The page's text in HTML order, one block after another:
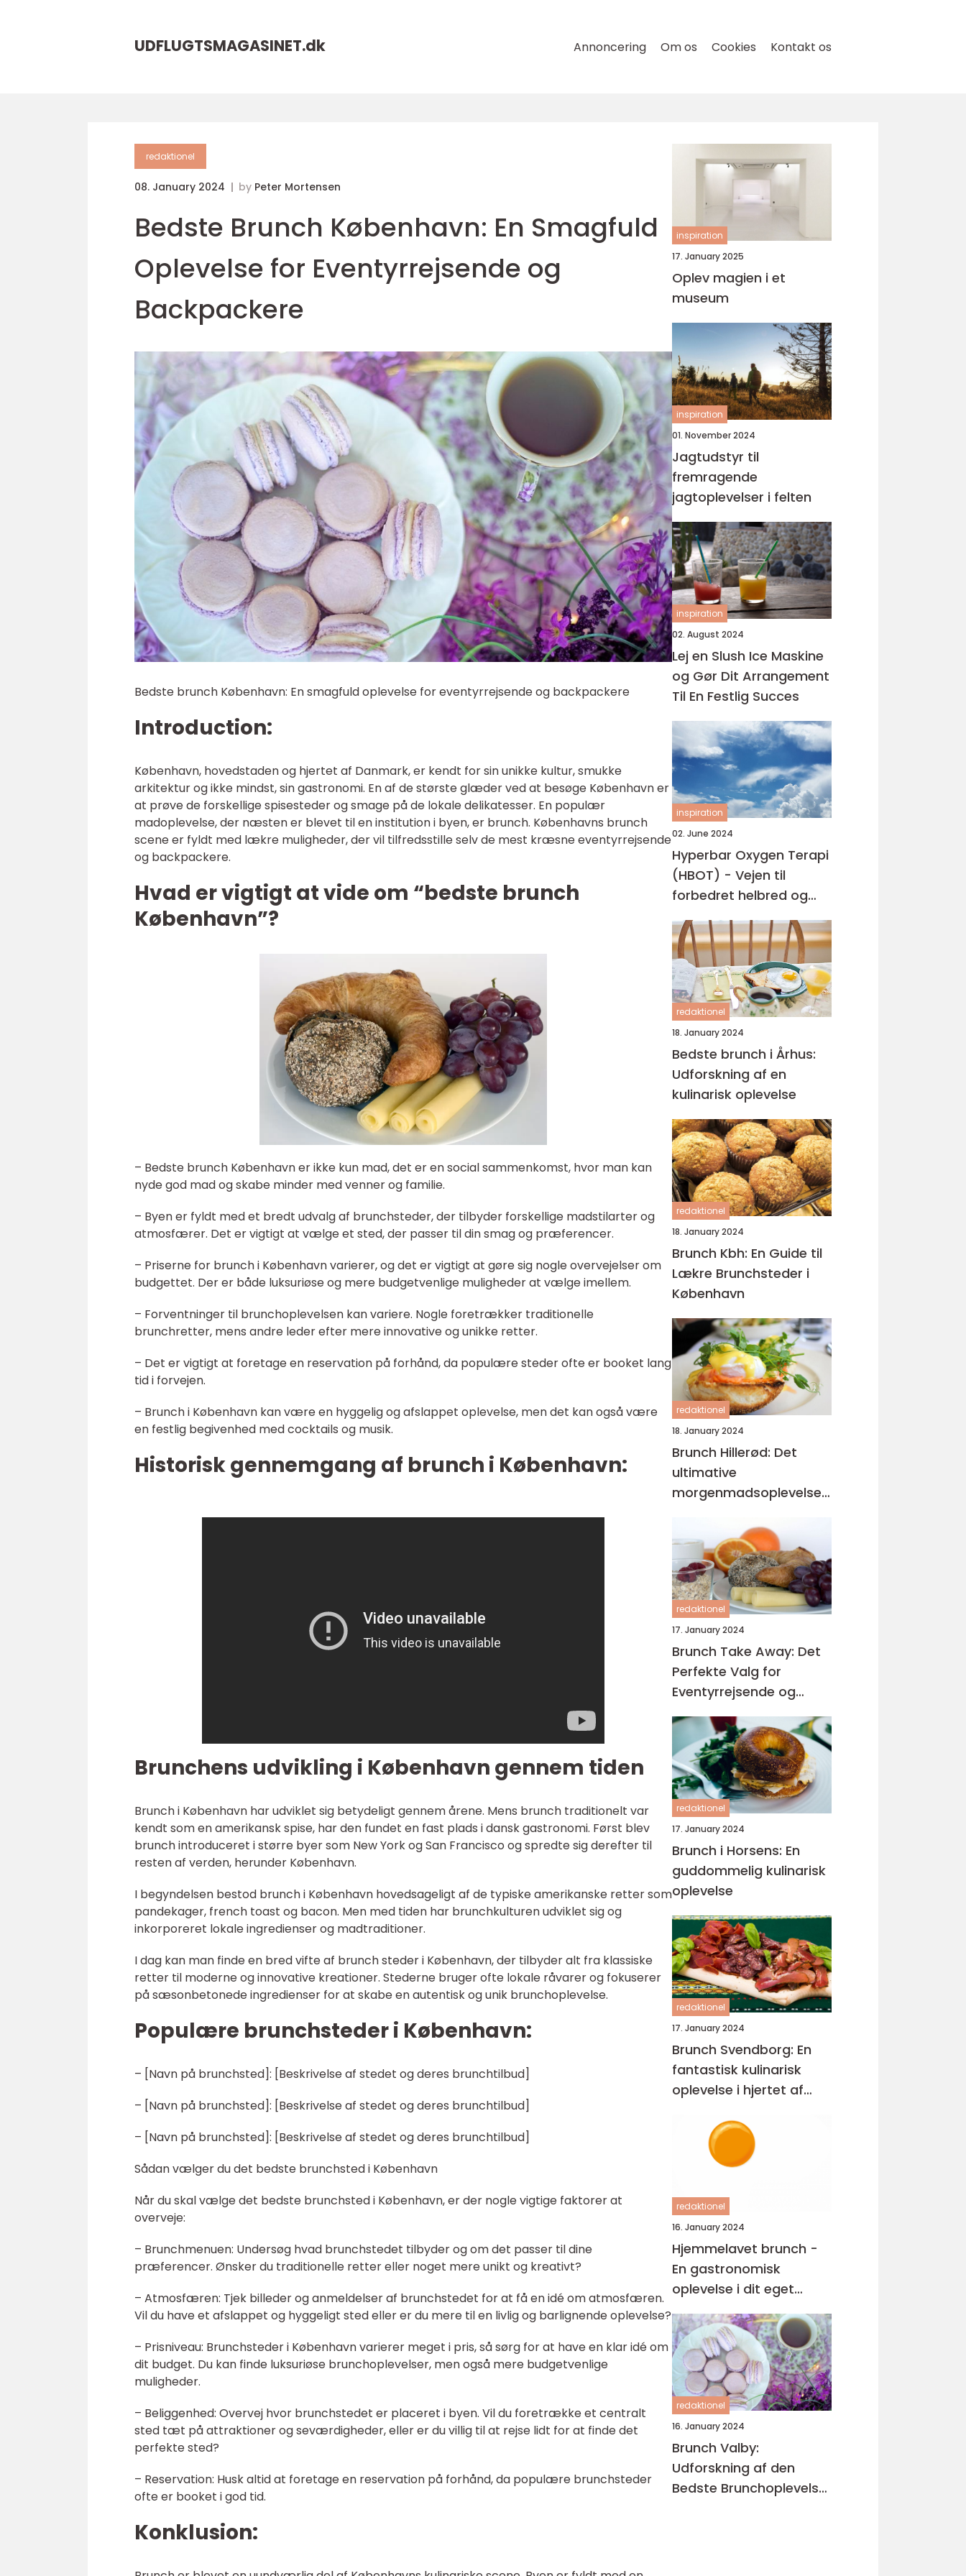
UDFLUGTSMAGASINET.dk Annoncering Om os Cookies Kontakt os
redaktionel
08. January 2024 by Peter Mortensen
Bedste Brunch København: En Smagfuld
Oplevelse for Eventyrrejsende og
Backpackere
Bedste brunch København: En smagfuld oplevelse for eventyrrejsende og backpackere
Introduction:
København, hovedstaden og hjertet af Danmark, er kendt for sin unikke kultur, smukke
arkitektur og ikke mindst, sin gastronomi. En af de største glæder ved at besøge København er
at prøve de forskellige spisesteder og smage på de lokale delikatesser. En populær
madoplevelse, der næsten er blevet til en institution i byen, er brunch. Københavns brunch
scene er fyldt med lækre muligheder, der vil tilfredsstille selv de mest kræsne eventyrrejsende
og backpackere.
Hvad er vigtigt at vide om “bedste brunch
København”?
– Bedste brunch København er ikke kun mad, det er en social sammenkomst, hvor man kan
nyde god mad og skabe minder med venner og familie.
– Byen er fyldt med et bredt udvalg af brunchsteder, der tilbyder forskellige madstilarter og
atmosfærer. Det er vigtigt at vælge et sted, der passer til din smag og præferencer.
– Priserne for brunch i København varierer, og det er vigtigt at gøre sig nogle overvejelser om
budgettet. Der er både luksuriøse og mere budgetvenlige muligheder at vælge imellem.
– Forventninger til brunchoplevelsen kan variere. Nogle foretrækker traditionelle
brunchretter, mens andre leder efter mere innovative og unikke retter.
– Det er vigtigt at foretage en reservation på forhånd, da populære steder ofte er booket lang
tid i forvejen.
– Brunch i København kan være en hyggelig og afslappet oplevelse, men det kan også være
en festlig begivenhed med cocktails og musik.
Historisk gennemgang af brunch i København:
Brunchens udvikling i København gennem tiden
Brunch i København har udviklet sig betydeligt gennem årene. Mens brunch traditionelt var
kendt som en amerikansk spise, har den fundet en fast plads i dansk gastronomi. Først blev
brunch introduceret i større byer som New York og San Francisco og spredte sig derefter til
resten af verden, herunder København.
I begyndelsen bestod brunch i København hovedsageligt af de typiske amerikanske retter som
pandekager, french toast og bacon. Men med tiden har brunchkulturen udviklet sig og
inkorporeret lokale ingredienser og madtraditioner.
I dag kan man finde en bred vifte af brunch steder i København, der tilbyder alt fra klassiske
retter til moderne og innovative kreationer. Stederne bruger ofte lokale råvarer og fokuserer
på sæsonbetonede ingredienser for at skabe en autentisk og unik brunchoplevelse.
Populære brunchsteder i København:
– [Navn på brunchsted]: [Beskrivelse af stedet og deres brunchtilbud]
– [Navn på brunchsted]: [Beskrivelse af stedet og deres brunchtilbud]
– [Navn på brunchsted]: [Beskrivelse af stedet og deres brunchtilbud]
Sådan vælger du det bedste brunchsted i København
Når du skal vælge det bedste brunchsted i København, er der nogle vigtige faktorer at
overveje:
– Brunchmenuen: Undersøg hvad brunchstedet tilbyder og om det passer til dine
præferencer. Ønsker du traditionelle retter eller noget mere unikt og kreativt?
– Atmosfæren: Tjek billeder og anmeldelser af brunchstedet for at få en idé om atmosfæren.
Vil du have et afslappet og hyggeligt sted eller er du mere til en livlig og barlignende oplevelse?
– Prisniveau: Brunchsteder i København varierer meget i pris, så sørg for at have en klar idé om
dit budget. Du kan finde luksuriøse brunchoplevelser, men også mere budgetvenlige
muligheder.
– Beliggenhed: Overvej hvor brunchstedet er placeret i byen. Vil du foretrække et centralt
sted tæt på attraktioner og seværdigheder, eller er du villig til at rejse lidt for at finde det
perfekte sted?
– Reservation: Husk altid at foretage en reservation på forhånd, da populære brunchsteder
ofte er booket i god tid.
Konklusion:
inspiration
17. January 2025
Oplev magien i et
museum
inspiration
01. November 2024
Jagtudstyr til
fremragende
jagtoplevelser i felten
inspiration
02. August 2024
Lej en Slush Ice Maskine
og Gør Dit Arrangement
Til En Festlig Succes
inspiration
02. June 2024
Hyperbar Oxygen Terapi
(HBOT) - Vejen til
forbedret helbred og
velvære
redaktionel
18. January 2024
Bedste brunch i Århus:
Udforskning af en
kulinarisk oplevelse
redaktionel
18. January 2024
Brunch Kbh: En Guide til
Lækre Brunchsteder i
København
redaktionel
18. January 2024
Brunch Hillerød: Det
ultimative
morgenmadsoplevelse
backpackere
redaktionel
17. January 2024
Brunch Take Away: Det
Perfekte Valg for
Eventyrrejsende og
Backpackere
redaktionel
17. January 2024
Brunch i Horsens: En
guddommelig kulinarisk
oplevelse
redaktionel
17. January 2024
Brunch Svendborg: En
fantastisk kulinarisk
oplevelse i hjertet af
redaktionel
16. January 2024
Hjemmelavet brunch -
En gastronomisk
oplevelse i dit eget
køkken
redaktionel
16. January 2024
Brunch Valby:
Udforskning af den
Bedste Brunchoplevelse